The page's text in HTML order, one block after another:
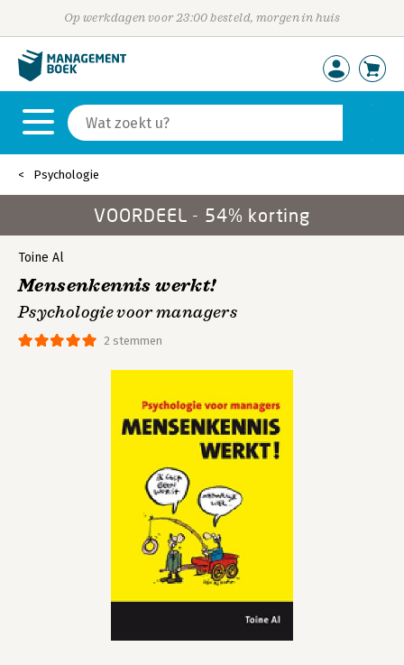
Op werkdagen voor 23:00 besteld, morgen in huis
Psychologie
VOORDEEL - 54% korting
2 stemmen
Toine Al
Mensenkennis werkt!
Psychologie voor managers